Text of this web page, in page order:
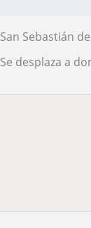
San Sebastián
Se desplaza a